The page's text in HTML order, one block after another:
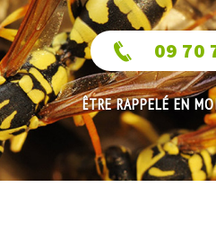
09 70
ÊTRE RAPPELÉ EN